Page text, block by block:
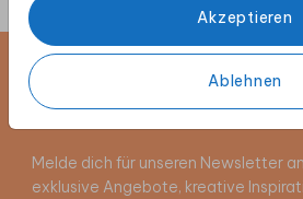
Akzeptieren
Ablehnen
Newsletter abonnieren
Melde dich für unseren Newsletter
exklusive Angebote, kreative